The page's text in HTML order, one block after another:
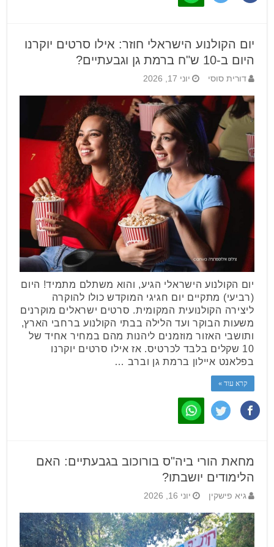
יום הקולנוע הישראלי חוזר: אילו סרטים יוקרנו
היום ב-10 ש"ח ברמת גן וגבעתיים?
דורית סוסי יוני 17, 2026
יום הקולנוע הישראלי הגיע, והוא משתלם מתמיד! היום
(רביעי) מתקיים יום חגיגי המוקדש כולו להוקרה
ליצירה הקולנועית המקומית. סרטים ישראלים מוקרנים
משעות הבוקר ועד הלילה בבתי הקולנוע ברחבי הארץ,
ותושבי האזור מוזמנים ליהנות מהם במחיר אחיד של
10 שקלים בלבד לכרטיס. אז אילו סרטים יוקרנו
בפלאנט איילון ברמת גן וברב …
קרא עוד »
מחאת הורי ביה"ס בורוכוב בגבעתיים: האם
הלימודים יושבתו?
גיא פישקין יוני 16, 2026